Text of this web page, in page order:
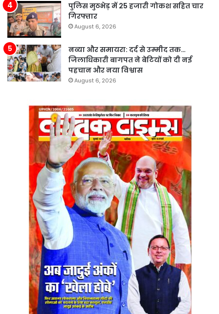
पुलिस मुठभेड़ में 25 हजारी गोकश सहित चार
गिरफ्तार
August 6, 2026
नव्या और समायरा: दर्द से उम्मीद तक…
जिलाधिकारी बागपत ने बेटियों को दी नई
पहचान और नया विश्वास
August 6, 2026